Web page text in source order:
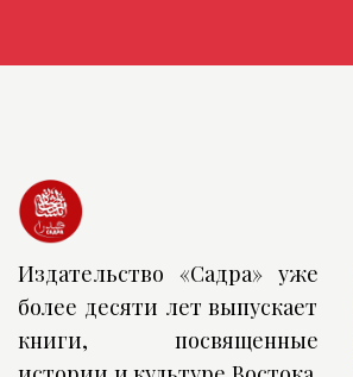
Издательство «Садра» уже
более десяти лет выпускает
книги, посвященные